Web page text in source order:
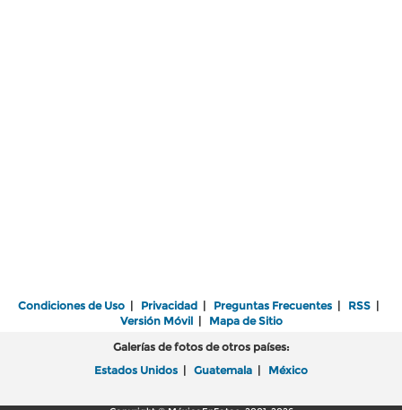
Condiciones de Uso | Privacidad | Preguntas Frecuentes | RSS |
Versión Móvil| Mapa de Sitio
Galerías de fotos de otros países:
Estados Unidos | Guatemala | México